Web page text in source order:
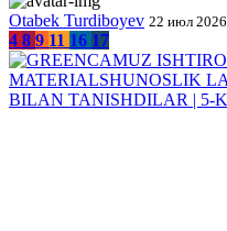
Otabek Turdiboyev 22 июл 2026
4 8 9 11 16 17